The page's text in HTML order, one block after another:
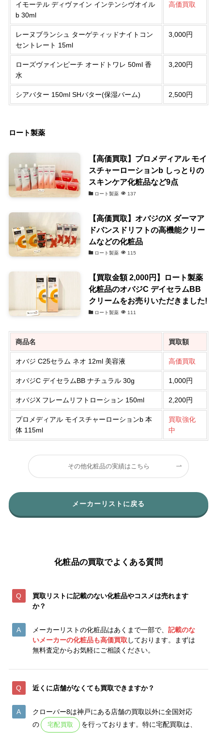
イモーテル ディヴァイン インテンシヴオイル
b 30ml
高価買取
レーヌブランシュ ターゲティッドナイトコン
セントレート 15ml
3,000円
ローズヴァインピーチ オードトワレ 50ml 香
水
3,200円
シアバター 150ml SHバター(保湿バーム) 2,500円
ロート製薬
【高価買取】プロメディアル モイ
スチャーローションb しっとりの
スキンケア化粧品など9点
ロート製薬 137
【高価買取】オバジのX ダーマア
ドバンスドリフトの高機能クリー
ムなどの化粧品
ロート製薬 115
【買取金額 2,000円】ロート製薬
化粧品のオバジC デイセラムBB
クリームをお売りいただきました!
ロート製薬 111
商品名 買取額
オバジ C25セラム ネオ 12ml 美容液 高価買取
オバジC デイセラムBB ナチュラル 30g 1,000円
オバジX フレームリフトローション 150ml 2,200円
プロメディアル モイスチャーローションb 本
体 115ml
買取強化
中
その他化粧品の実績はこちら
メーカーリストに戻る
化粧品の買取でよくある質問
買取リストに記載のない化粧品やコスメは売れます
か？
メーカーリストの化粧品はあくまで一部で、 記載のな
いメーカーの化粧品も高価買取 しております。まずは
無料査定からお気軽にご相談ください。
近くに店舗がなくても買取できますか？
クローバー8は神戸にある店舗の買取以外に全国対応
の
宅配買取
を行っております。特に宅配買取は、